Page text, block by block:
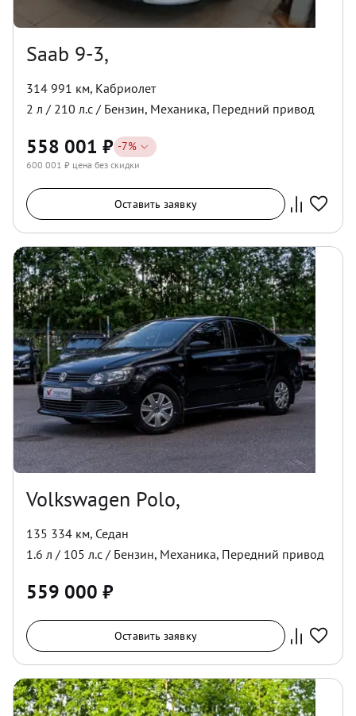
Saab 9-3,
314 991 км, Кабриолет
2 л / 210 л.с / Бензин, Механика, Передний привод
558 001 ₽ -7%
600 001 ₽ цена без скидки
Оставить заявку
Volkswagen Polo,
135 334 км, Седан
1.6 л / 105 л.с / Бензин, Механика, Передний привод
559 000 ₽
Оставить заявку